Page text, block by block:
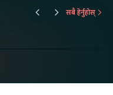
सबै हेर्नुहोस्